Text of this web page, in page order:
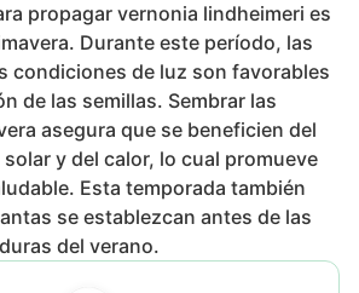
propagar vernonia lindheimeri es
Durante este período, las
condiciones de luz son favorables
de las semillas. Sembrar las
asegura que se beneficien del
y del calor, lo cual promueve
Esta temporada también
se establezcan antes de las
del verano.